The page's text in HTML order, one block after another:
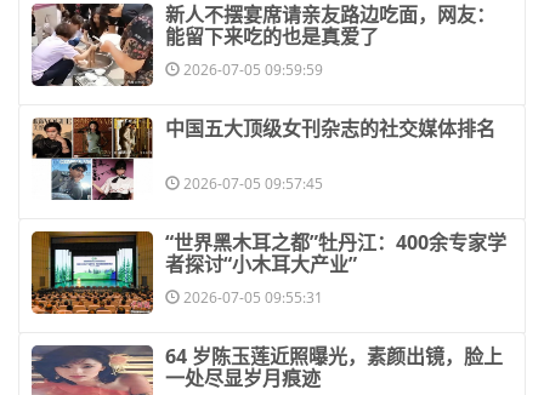
​新人不摆宴席请亲友路边吃面，网友：
能留下来吃的也是真爱了
2026-07-05 09:59:59
​中国五大顶级女刊杂志的社交媒体排名
2026-07-05 09:57:45
​“世界黑木耳之都”牡丹江：400余专家学
者探讨“小木耳大产业”
2026-07-05 09:55:31
​64 岁陈玉莲近照曝光，素颜出镜，脸上
一处尽显岁月痕迹